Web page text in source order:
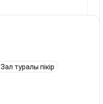
Зал туралы пікір